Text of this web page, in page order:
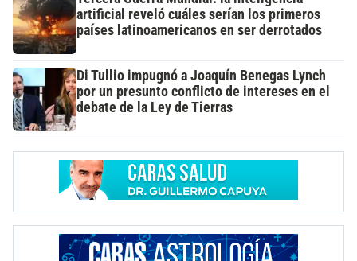
artificial reveló cuáles serían los primeros
países latinoamericanos en ser derrotados
Di Tullio impugnó a Joaquín Benegas Lynch
por un presunto conflicto de intereses en el
debate de la Ley de Tierras